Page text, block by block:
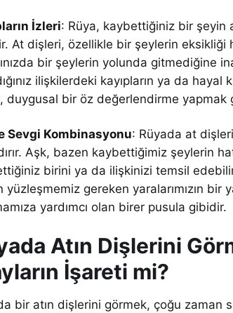
İzleri: Rüya, kaybettiğiniz bir şeyin
At dişleri, özellikle bir şeylerin
bir şeylerin yolunda gitmediğine
ilişkilerdeki kayıpların ya da hayal
duygusal bir öz değerlendirme yapmak
Sevgi Kombinasyonu: Rüyada at
Aşk, bazen kaybettiğimiz şeylerin
birini ya da ilişkinizi temsil edebilir.
yüzleşmemiz gereken yaralarımızın bir
yardımcı olan birer pusula gibidir.
Atın Dişlerini
İşareti mi?
bir atın dişlerini görmek, çoğu zaman